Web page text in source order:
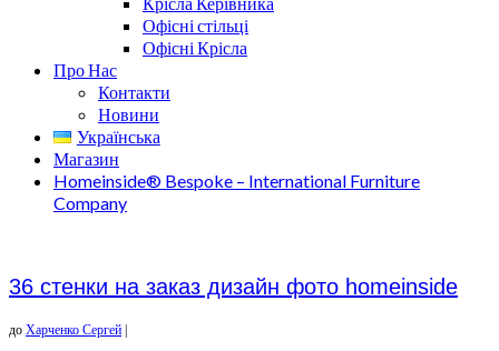
Офісні стільці
Офісні Крісла
Про Нас
Контакти
Новини
Українська
Магазин
Homeinside® Bespoke – International Furniture
Company
36 стенки на заказ дизайн фото homeinside
до Харченко Сергей